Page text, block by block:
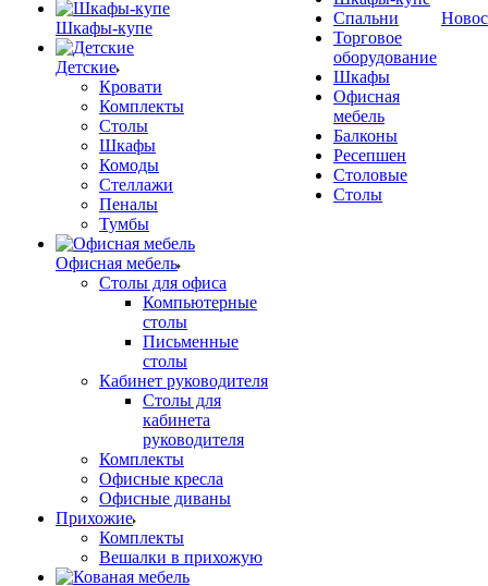
Шкафы-купе
Детские
Кровати
Комплекты
Столы
Шкафы
Комоды
Стеллажи
Пеналы
Тумбы
Офисная мебель
Столы для офиса
Компьютерные
столы
Письменные
столы
Кабинет руководителя
Столы для
кабинета
руководителя
Комплекты
Офисные кресла
Офисные диваны
Прихожие
Комплекты
Вешалки в прихожую
Спальни
Торговое
оборудование
Шкафы
Офисная
мебель
Балконы
Ресепшен
Столовые
Столы